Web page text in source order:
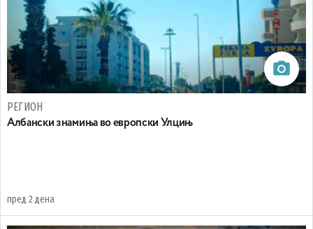
РЕГИОН
Aлбански знамиња во европски Улцињ
пред 2 дена